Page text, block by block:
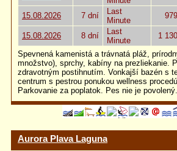
15.08.2026 7 dní
Last
Minute
15.08.2026 8 dní
Last
Minute
1
Spevnená kamenistá a trávnatá pláž,
množstvo), sprchy, kabíny na prezliekanie.
zdravotným postihnutím. Vonkajší bazén s
centrum s pestrou ponukou wellness
Parkovanie za poplatok. Pes nie je povolený.
Aurora Plava Laguna